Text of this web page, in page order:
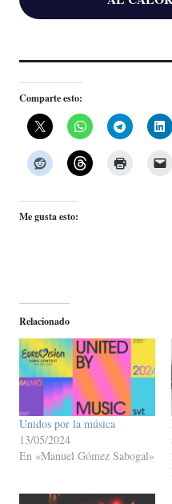
Comparte esto:
Me gusta esto:
Relacionado
Unidos por la música
13/05/2024
En «Manuel Gómez Sabogal»